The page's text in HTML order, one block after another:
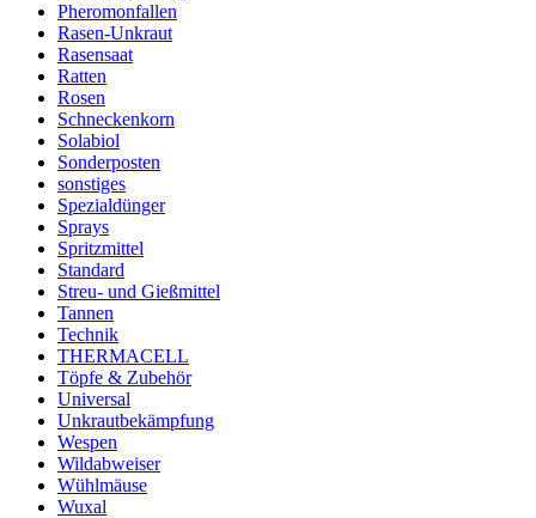
Pheromonfallen
Rasen-Unkraut
Rasensaat
Ratten
Rosen
Schneckenkorn
Solabiol
Sonderposten
sonstiges
Spezialdünger
Sprays
Spritzmittel
Standard
Streu- und Gießmittel
Tannen
Technik
THERMACELL
Töpfe & Zubehör
Universal
Unkrautbekämpfung
Wespen
Wildabweiser
Wühlmäuse
Wuxal